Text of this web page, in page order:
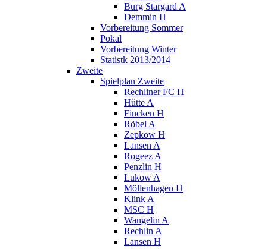
Burg Stargard A
Demmin H
Vorbereitung Sommer
Pokal
Vorbereitung Winter
Statistk 2013/2014
Zweite
Spielplan Zweite
Rechliner FC H
Hütte A
Fincken H
Röbel A
Zepkow H
Lansen A
Rogeez A
Penzlin H
Lukow A
Möllenhagen H
Klink A
MSC H
Wangelin A
Rechlin A
Lansen H